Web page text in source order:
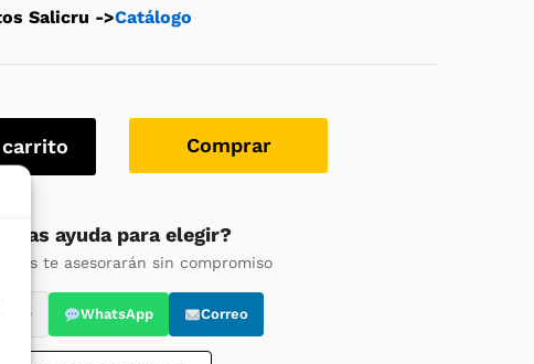
Salicru ->Catálogo
Comprar
ayuda para elegir?
te asesorarán sin compromiso
19 WhatsApp Correo